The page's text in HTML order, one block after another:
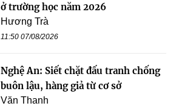
ở trường học năm 2026
Hương Trà
11:50 07/08/2026
Nghệ An: Siết chặt đấu tranh chống
buôn lậu, hàng giả từ cơ sở
Văn Thanh